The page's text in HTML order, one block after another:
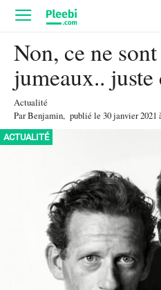
Non, ce ne
jumeaux.. juste
Actualité
ParBenjamin, publié le 30 janvier 2021
ACTUALITÉ